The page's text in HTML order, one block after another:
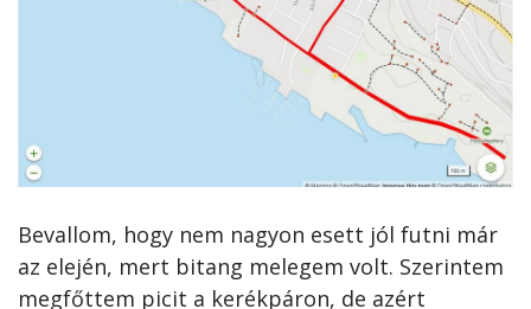
Bevallom, hogy nem nagyon esett jól futni már
az elején, mert bitang melegem volt. Szerintem
megfőttem picit a kerékpáron, de azért